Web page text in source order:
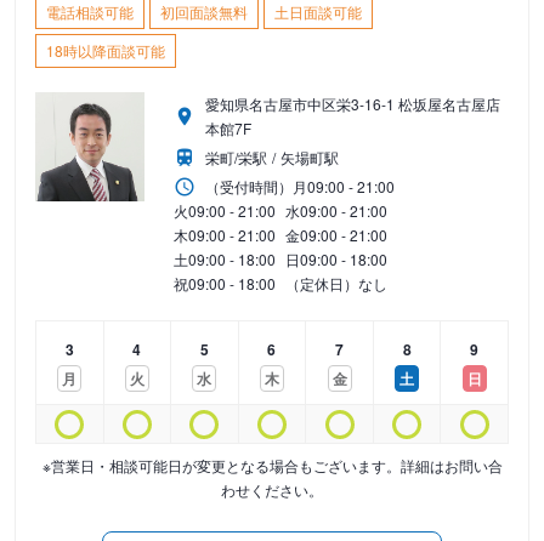
電話相談可能 初回面談無料
土日面談可能
18時以降面談可能
愛知県名古屋市中区栄3-16-1 松坂屋名古屋店
本館7F
栄町/栄駅
矢場町駅
（受付時間） 月09:00 - 21:00
火09:00 - 21:00 水09:00 - 21:00
木09:00 - 21:00 金09:00 - 21:00
土09:00 - 18:00 日09:00 - 18:00
祝09:00 - 18:00 （定休日）なし
3
月
4
火
5
水
6
木
7
金
8
土
9
日
※営業日・相談可能日が変更となる場合もございます。詳細はお問い合
わせください。